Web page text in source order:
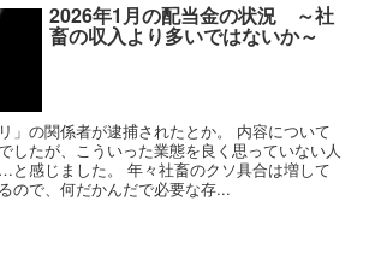
2026年1月の配当金の状況 ～社
畜の収入より多いではないか～
」の関係者が逮捕されたとか。 内容について
したが、こういった業態を良く思っていない人
と感じました。 年々社畜のクソ具合は増して
ので、何だかんだで必要な存...